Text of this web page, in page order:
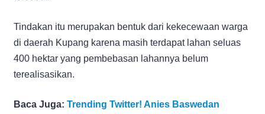
Tindakan itu merupakan bentuk dari kekecewaan warga
di daerah Kupang karena masih terdapat lahan seluas
400 hektar yang pembebasan lahannya belum
terealisasikan.
Baca Juga: Trending Twitter! Anies Baswedan